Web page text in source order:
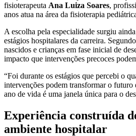
fisioterapeuta Ana Luiza Soares,
anos atua na área da fisioterapia
A escolha pela especialidade surgiu
estágios hospitalares da carreira.
nascidos e crianças em fase inicial de
impacto que intervenções precoces
“Foi durante os estágios que percebi o
intervenções podem transformar o
ano de vida é uma janela única para o
Experiência construída
ambiente hospitalar